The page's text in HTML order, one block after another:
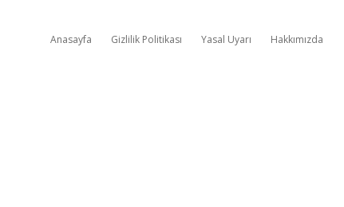
Anasayfa Gizlilik Politikası Yasal Uyarı Hakkımızda